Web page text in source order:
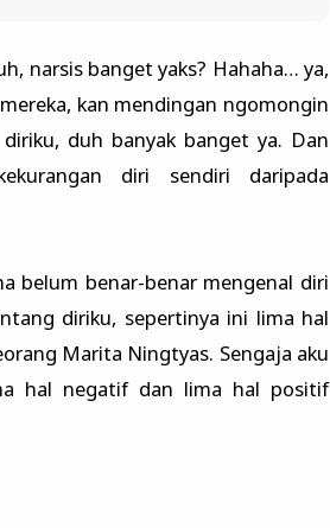
narsis banget yaks? Hahaha… ya,
kan mendingan ngomongin
duh banyak banget ya. Dan
diri sendiri daripada
belum benar-benar mengenal diri
diriku, sepertinya ini lima hal
Marita Ningtyas. Sengaja aku
hal negatif dan lima hal positif